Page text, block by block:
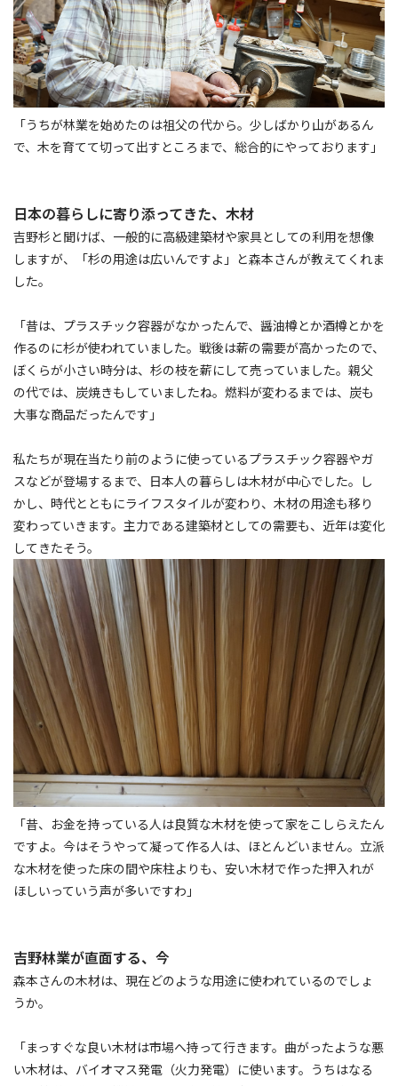
「うちが林業を始めたのは祖父の代から。少しばかり山があるん
で、木を育てて切って出すところまで、総合的にやっております」
日本の暮らしに寄り添ってきた、木材
吉野杉と聞けば、一般的に高級建築材や家具としての利用を想像
しますが、「杉の用途は広いんですよ」と森本さんが教えてくれま
した。
「昔は、プラスチック容器がなかったんで、醤油樽とか酒樽とかを
作るのに杉が使われていました。戦後は薪の需要が高かったので、
ぼくらが小さい時分は、杉の枝を薪にして売っていました。親父
の代では、炭焼きもしていましたね。燃料が変わるまでは、炭も
大事な商品だったんです」
私たちが現在当たり前のように使っているプラスチック容器やガ
スなどが登場するまで、日本人の暮らしは木材が中心でした。し
かし、時代とともにライフスタイルが変わり、木材の用途も移り
変わっていきます。主力である建築材としての需要も、近年は変化
してきたそう。
「昔、お金を持っている人は良質な木材を使って家をこしらえたん
ですよ。今はそうやって凝って作る人は、ほとんどいません。立派
な木材を使った床の間や床柱よりも、安い木材で作った押入れが
ほしいっていう声が多いですわ」
吉野林業が直面する、今
森本さんの木材は、現在どのような用途に使われているのでしょ
うか。
「まっすぐな良い木材は市場へ持って行きます。曲がったような悪
い木材は、バイオマス発電（火力発電）に使います。うちはなる